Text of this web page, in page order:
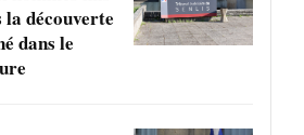
la découverte
dans le